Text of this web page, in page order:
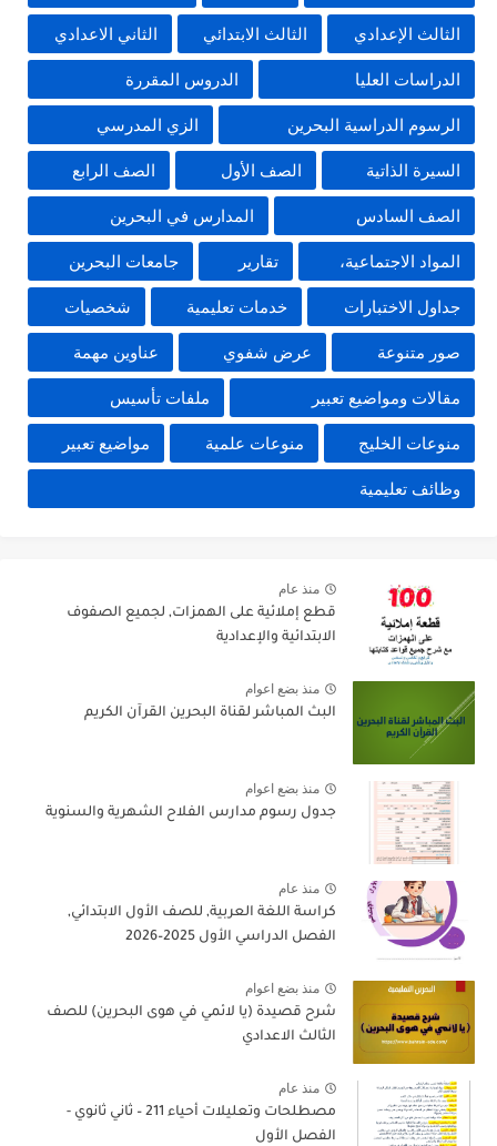
الثالث الإعدادي الثالث الابتدائي الثاني الاعدادي
الدراسات العليا الدروس المقررة
الرسوم الدراسية البحرين الزي المدرسي
السيرة الذاتية الصف الأول الصف الرابع
الصف السادس المدارس في البحرين
المواد الاجتماعية، تقارير جامعات البحرين
جداول الاختبارات خدمات تعليمية شخصيات
صور متنوعة عرض شفوي عناوين مهمة
مقالات ومواضيع تعبير ملفات تأسيس
منوعات الخليج منوعات علمية مواضيع تعبير
وظائف تعليمية
منذ عام
قطع إملائية على الهمزات, لجميع الصفوف
الابتدائية والإعدادية
منذ بضع اعوام
البث المباشر لقناة البحرين القرآن الكريم
منذ بضع اعوام
جدول رسوم مدارس الفلاح الشهرية والسنوية
منذ عام
كراسة اللغة العربية, للصف الأول الابتدائي,
الفصل الدراسي الأول 2025–2026
منذ بضع اعوام
شرح قصيدة (يا لائمي في هوى البحرين) للصف
الثالث الاعدادي
منذ عام
مصطلحات وتعليلات أحياء 211 – ثاني ثانوي -
الفصل الأول